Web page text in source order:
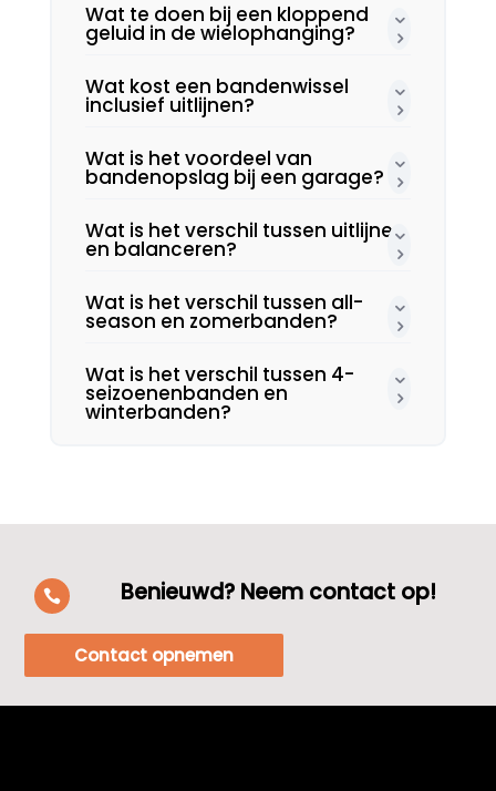
Wat te doen bij een kloppend
geluid in de wielophanging?
Wat kost een bandenwissel
inclusief uitlijnen?
Wat is het voordeel van
bandenopslag bij een garage?
Wat is het verschil tussen uitlijnen
en balanceren?
Wat is het verschil tussen all-
season en zomerbanden?
Wat is het verschil tussen 4-
seizoenenbanden en
winterbanden?
 Benieuwd? Neem contact op!
Contact opnemen